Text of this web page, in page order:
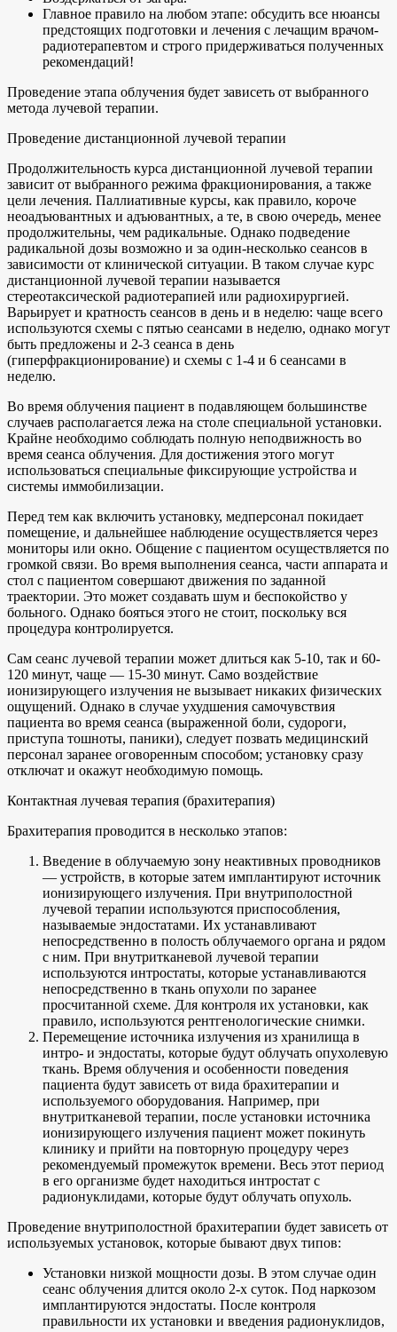
Главное правило на любом этапе: обсудить все нюансы
предстоящих подготовки и лечения с лечащим врачом-
радиотерапевтом и строго придерживаться полученных
рекомендаций!
Проведение этапа облучения будет зависеть от выбранного
метода лучевой терапии.
Проведение дистанционной лучевой терапии
Продолжительность курса дистанционной лучевой терапии
зависит от выбранного режима фракционирования, а также
цели лечения. Паллиативные курсы, как правило, короче
неоадъювантных и адъювантных, а те, в свою очередь, менее
продолжительны, чем радикальные. Однако подведение
радикальной дозы возможно и за один-несколько сеансов в
зависимости от клинической ситуации. В таком случае курс
дистанционной лучевой терапии называется
стереотаксической радиотерапией или радиохирургией.
Варьирует и кратность сеансов в день и в неделю: чаще всего
используются схемы с пятью сеансами в неделю, однако могут
быть предложены и 2-3 сеанса в день
(гиперфракционирование) и схемы с 1-4 и 6 сеансами в
неделю.
Во время облучения пациент в подавляющем большинстве
случаев располагается лежа на столе специальной установки.
Крайне необходимо соблюдать полную неподвижность во
время сеанса облучения. Для достижения этого могут
использоваться специальные фиксирующие устройства и
системы иммобилизации.
Перед тем как включить установку, медперсонал покидает
помещение, и дальнейшее наблюдение осуществляется через
мониторы или окно. Общение с пациентом осуществляется по
громкой связи. Во время выполнения сеанса, части аппарата и
стол с пациентом совершают движения по заданной
траектории. Это может создавать шум и беспокойство у
больного. Однако бояться этого не стоит, поскольку вся
процедура контролируется.
Сам сеанс лучевой терапии может длиться как 5-10, так и 60-
120 минут, чаще — 15-30 минут. Само воздействие
ионизирующего излучения не вызывает никаких физических
ощущений. Однако в случае ухудшения самочувствия
пациента во время сеанса (выраженной боли, судороги,
приступа тошноты, паники), следует позвать медицинский
персонал заранее оговоренным способом; установку сразу
отключат и окажут необходимую помощь.
Контактная лучевая терапия (брахитерапия)
Брахитерапия проводится в несколько этапов:
Введение в облучаемую зону неактивных проводников
— устройств, в которые затем имплантируют источник
ионизирующего излучения. При внутриполостной
лучевой терапии используются приспособления,
называемые эндостатами. Их устанавливают
непосредственно в полость облучаемого органа и рядом
с ним. При внутритканевой лучевой терапии
используются интростаты, которые устанавливаются
непосредственно в ткань опухоли по заранее
просчитанной схеме. Для контроля их установки, как
правило, используются рентгенологические снимки.
Перемещение источника излучения из хранилища в
интро- и эндостаты, которые будут облучать опухолевую
ткань. Время облучения и особенности поведения
пациента будут зависеть от вида брахитерапии и
используемого оборудования. Например, при
внутритканевой терапии, после установки источника
ионизирующего излучения пациент может покинуть
клинику и прийти на повторную процедуру через
рекомендуемый промежуток времени. Весь этот период
в его организме будет находиться интростат с
радионуклидами, которые будут облучать опухоль.
Проведение внутриполостной брахитерапии будет зависеть от
используемых установок, которые бывают двух типов:
Установки низкой мощности дозы. В этом случае один
сеанс облучения длится около 2-х суток. Под наркозом
имплантируются эндостаты. После контроля
правильности их установки и введения радионуклидов,